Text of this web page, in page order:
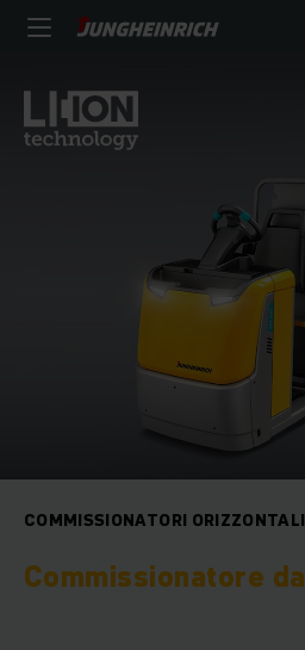
COMMISSIONATORI ORIZZONTALI
Commissionatore